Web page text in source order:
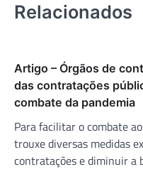
Relacionados
Artigo – Órgãos de
das contratações
combate da pandemia
Para facilitar o combate
trouxe diversas medidas
contratações e diminuir a